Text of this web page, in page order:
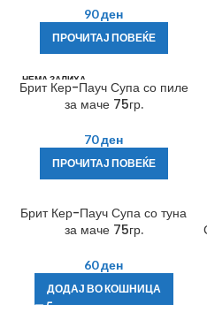
90ден
ПРОЧИТАЈ ПОВЕЌЕ
НЕМА ЗАЛИХА
Брит Кер-Пауч Супа со пиле
за маче 75гр.
70ден
ПРОЧИТАЈ ПОВЕЌЕ
Брит Кер-Пауч Супа со туна
за маче 75гр.
60ден
ДОДАЈ ВО КОШНИЦА